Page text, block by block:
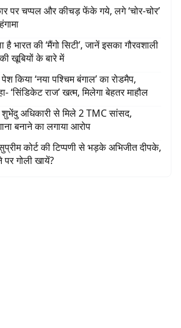
पर चप्पल और कीचड़ फेंके गये, लगे ‘चोर-चोर’
भारत की ‘मैंगो सिटी’, जानें इसका गौरवशाली
खूबियों के बारे में
किया ‘नया पश्चिम बंगाल’ का रोडमैप,
‘सिंडिकेट राज’ खत्म, मिलेगा बेहतर माहौल
अधिकारी से मिले 2 TMC सांसद,
बनाने का लगाया आरोप
कोर्ट की टिप्पणी से भड़के अभिजीत दीपके,
गोली खायें?